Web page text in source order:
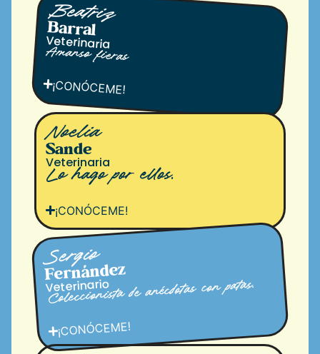
Beatriz
Barral
Veterinaria
Amanso fieras
¡CONÓCEME!
Noelia
Sande
Veterinaria
Lo hago por ellos.
¡CONÓCEME!
Sergio
Fernández
Veterinario
Coleccionista de anécdotas con patas.
¡CONÓCEME!